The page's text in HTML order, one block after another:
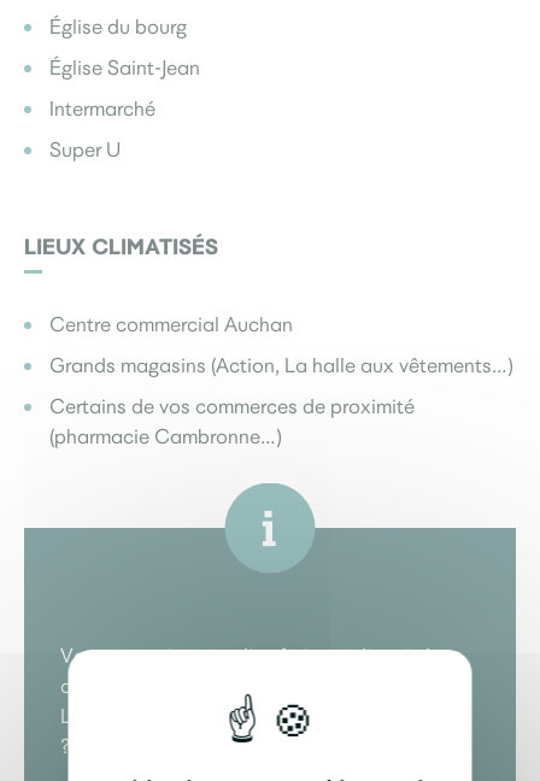
Église du bourg
Église Saint-Jean
Intermarché
Super U
LIEUX CLIMATISÉS
Centre commercial Auchan
Grands magasins (Action, La halle aux vêtements…)
Certains de vos commerces de proximité
(pharmacie Cambronne…)
Vous connaissez un lieu frais ou climatisé
accessible au public à Saint-Sébastien-sur-
Loire qui ne figure pas encore dans notre liste
?